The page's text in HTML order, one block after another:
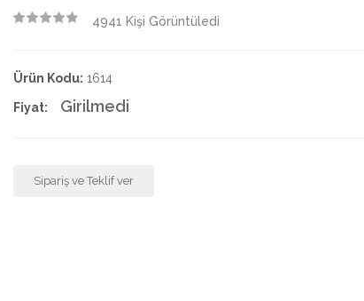
4941 Kişi Görüntüledi
Ürün Kodu: 1614
Fiyat: Girilmedi
Sipariş ve Teklif ver